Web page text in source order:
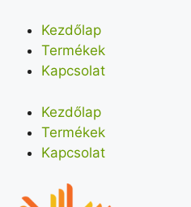
Kezdőlap
Termékek
Kapcsolat
Kezdőlap
Termékek
Kapcsolat